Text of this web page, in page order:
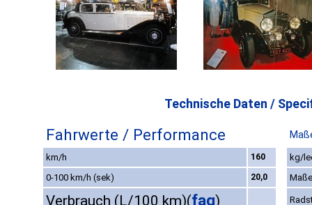
Technische Daten /
Fahrwerte / Performance
km/h 160
kg/
0-100 km/h (sek)
20,0
Verbrauch (L/100 km)(faq)